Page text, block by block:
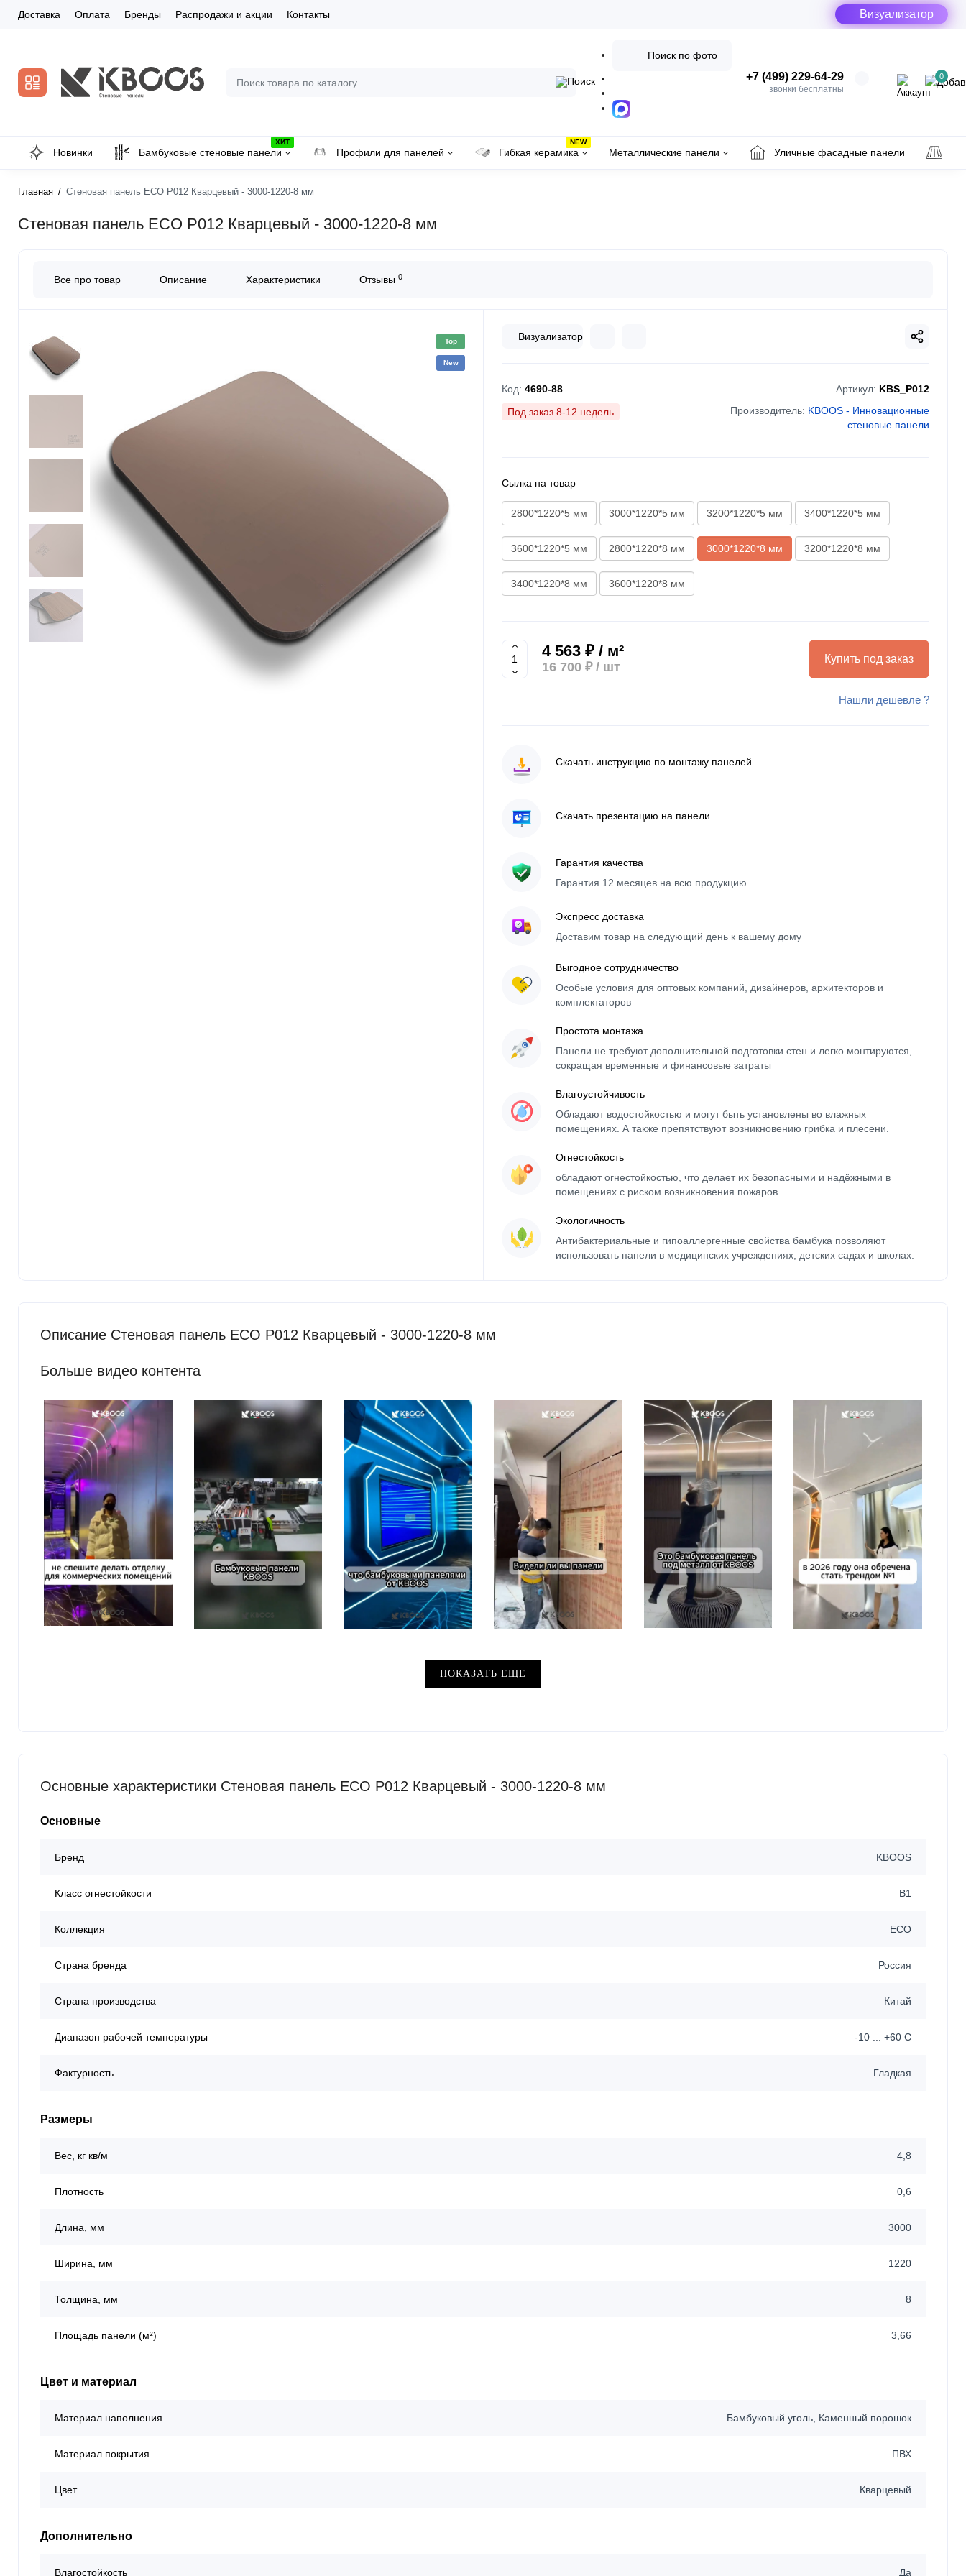
Визуализатор
Доставка Оплата Бренды Распродажи и акции Контакты
+7 (499) 229-64-29
звонки бесплатны
0
Поиск по фото
Новинки
ХИТ
Бамбуковые стеновые панели Профили для панелей
NEW
Гибкая керамика Металлические панели Уличные фасадные панели
Главная Стеновая панель ECO P012 Кварцевый - 3000-1220-8 мм
Стеновая панель ECO P012 Кварцевый - 3000-1220-8 мм
Все про товар Описание Характеристики Отзывы 0
Top
New
Визуализатор
Код: 4690-88 Артикул: KBS_P012
Производитель: KBOOS - Инновационные
стеновые панели
Под заказ 8-12 недель
Сылка на товар
2800*1220*5 мм 3000*1220*5 мм 3200*1220*5 мм 3400*1220*5 мм
3600*1220*5 мм 2800*1220*8 мм 3000*1220*8 мм 3200*1220*8 мм
3400*1220*8 мм 3600*1220*8 мм
4 563 ₽ / м²
16 700 ₽/ шт
Купить под заказ
Нашли дешевле ?
Скачать инструкцию по монтажу панелей
Скачать презентацию на панели
Гарантия качества
Гарантия 12 месяцев на всю продукцию.
Экспресс доставка
Доставим товар на следующий день к вашему дому
Выгодное сотрудничество
Особые условия для оптовых компаний, дизайнеров, архитекторов и
комплектаторов
Простота монтажа
Панели не требуют дополнительной подготовки стен и легко монтируются,
сокращая временные и финансовые затраты
Влагоустойчивость
Обладают водостойкостью и могут быть установлены во влажных
помещениях. А также препятствуют возникновению грибка и плесени.
Огнестойкость
обладают огнестойкостью, что делает их безопасными и надёжными в
помещениях с риском возникновения пожаров.
Экологичность
Антибактериальные и гипоаллергенные свойства бамбука позволяют
использовать панели в медицинских учреждениях, детских садах и школах.
Описание Стеновая панель ECO P012 Кварцевый - 3000-1220-8 мм
Больше видео контента
ПОКАЗАТЬ ЕЩЕ
Основные характеристики Стеновая панель ECO P012 Кварцевый - 3000-1220-8 мм
Основные
Бренд KBOOS
Класс огнестойкости B1
Коллекция ECO
Страна бренда Россия
Страна производства Китай
Диапазон рабочей температуры -10 ... +60 C
Фактурность Гладкая
Размеры
Вес, кг кв/м 4,8
Плотность 0,6
Длина, мм 3000
Ширина, мм 1220
Толщина, мм 8
Площадь панели (м²) 3,66
Цвет и материал
Материал наполнения Бамбуковый уголь, Каменный порошок
Материал покрытия ПВХ
Цвет Кварцевый
Дополнительно
Влагостойкость Да